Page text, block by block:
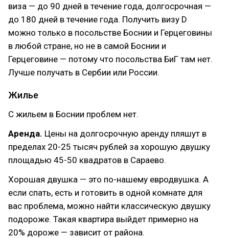
виза — до 90 дней в течение года, долгосрочная —
до 180 дней в течение года. Получить визу D
можно только в посольстве Боснии и Герцеговины
в любой стране, но не в самой Боснии и
Герцеговине — потому что посольства БиГ там нет.
Лучше получать в Сербии или России.
Жилье
С жильем в Боснии проблем нет.
Аренда. Цены на долгосрочную аренду пляшут в
пределах 20-25 тысяч рублей за хорошую двушку
площадью 45-50 квадратов в Сараево.
Хорошая двушка — это по-нашему евродвушка. А
если спать, есть и готовить в одной комнате для
вас проблема, можно найти классическую двушку
подороже. Такая квартира выйдет примерно на
20% дороже — зависит от района.